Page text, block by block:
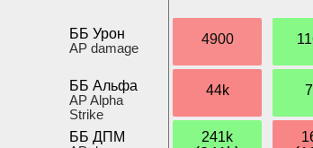
ББ Урон
AP damage
ББ Альфа
AP Alpha
Strike
ББ ДПМ
4900
44k
241k